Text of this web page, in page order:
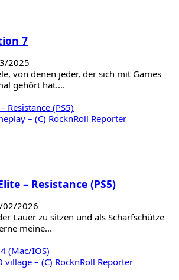
7
2025
von denen jeder, der sich mit Games
gehört hat....
Resistance (PS5)
– Resistance (PS5)
02/2026
Lauer zu sitzen und als Scharfschütze
meine...
(Mac/IOS)